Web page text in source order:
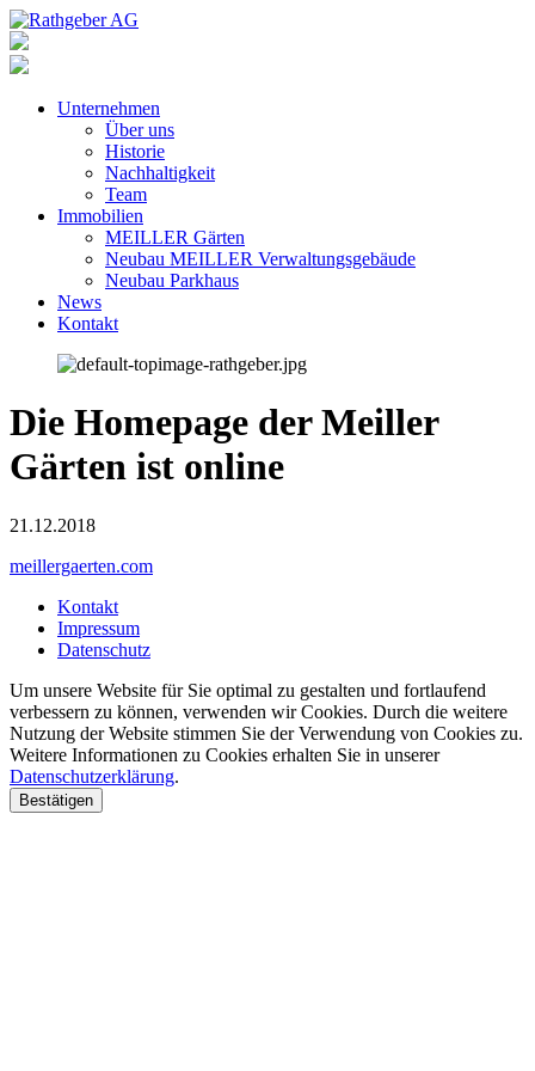
Unternehmen
Über uns
Historie
Nachhaltigkeit
Team
Immobilien
MEILLER Gärten
Neubau MEILLER Verwaltungsgebäude
Neubau Parkhaus
News
Kontakt
Die Homepage der Meiller
Gärten ist online
21.12.2018
meillergaerten.com
Kontakt
Impressum
Datenschutz
Um unsere Website für Sie optimal zu gestalten und fortlaufend
verbessern zu können, verwenden wir Cookies. Durch die weitere
Nutzung der Website stimmen Sie der Verwendung von Cookies zu.
Weitere Informationen zu Cookies erhalten Sie in unserer
Datenschutzerklärung.
Bestätigen